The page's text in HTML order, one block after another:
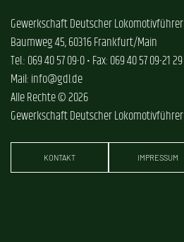
Gewerkschaft Deutscher Lokomotivführer
Baumweg 45, 60316 Frankfurt/Main
Tel.: 069 40 57 09-0 • Fax: 069 40 57 09-21 29
Mail: info@gdl.de
Alle Rechte © 2026
Gewerkschaft Deutscher Lokomotivführer
KONTAKT IMPRESSUM